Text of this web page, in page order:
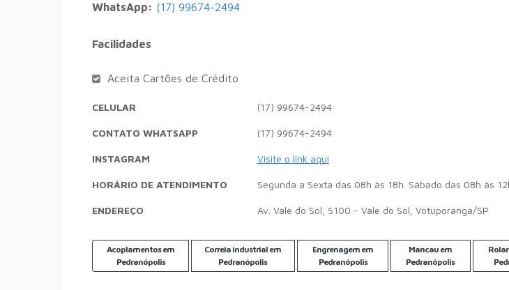
WhatsApp: (17) 99674-2494
Facilidades
Aceita Cartões de Crédito
CELULAR (17) 99674-2494
CONTATO WHATSAPP (17) 99674-2494
INSTAGRAM Visite o link aqui
HORÁRIO DE ATENDIMENTO Segunda a Sexta das 08h às 18h. Sábado das 08h às
ENDEREÇO Av. Vale do Sol, 5100 - Vale do Sol, Votuporanga/SP
Acoplamentos em
Pedranópolis
Correia industrial em
Pedranópolis
Engrenagem em
Pedranópolis
Mancau em
Pedranópolis